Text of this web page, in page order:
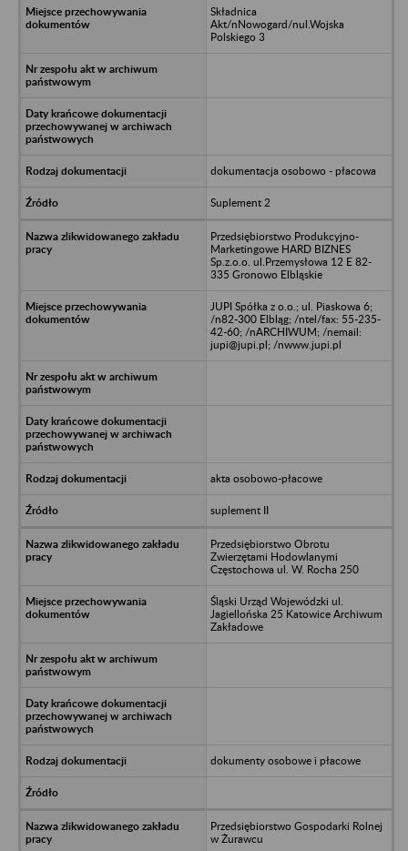
Składnica
Akt/nNowogard/nul.Wojska
Polskiego 3
dokumentacja osobowo - płacowa
Suplement 2
Przedsiębiorstwo Produkcyjno-
Marketingowe HARD BIZNES
Sp.z.o.o. ul.Przemysłowa 12 E 82-
335 Gronowo Elbląskie
JUPI Spółka z o.o.; ul. Piaskowa 6;
/n82-300 Elbląg; /ntel/fax: 55-235-
42-60; /nARCHIWUM; /nemail:
jupi@jupi.pl; /nwww.jupi.pl
akta osobowo-płacowe
suplement II
Przedsiębiorstwo Obrotu
Zwierzętami Hodowlanymi
Częstochowa ul. W. Rocha 250
Śląski Urząd Wojewódzki ul.
Jagiellońska 25 Katowice Archiwum
Zakładowe
dokumenty osobowe i płacowe
Przedsiębiorstwo Gospodarki Rolnej
w Żurawcu